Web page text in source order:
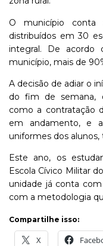
O município conta
distribuídos em 30
integral. De acordo
município, mais de
A decisão de adiar o
do fim de semana,
como a contratação
em andamento, e
uniformes dos
Este ano, os
Escola Cívico Militar
unidade já conta com
com a metodologia
Compartilhe isso:
X